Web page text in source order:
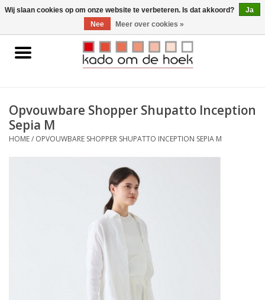
0 Artikelen - €0,00
Home
Gadgets
Huishoudelijk
Opvouwbare Shopper Shupatto Inception
Sepia M
HOME/ OPVOUWBARE SHOPPER SHUPATTO INCEPTION SEPIA M
Wij slaan cookies op om onze website te verbeteren. Is dat akkoord?
Ja
Nee
Meer over cookies »